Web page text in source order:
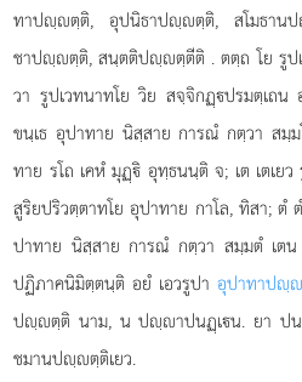
ทาปฺตฺติ, อุปนิธาปฺตฺติ, สโมธา
ชาปฺตฺติ, สนฺตติปฺตฺตีติ . ตตฺถ โย รู
วา รูปเวทนาทโย วิย สจฺจิกฏฺปรมตฺเถน
ขนฺเธ อุปาทาย นิสฺสาย การณํ กตฺวา สมฺ
ทาย รโถ เคหํ มุฏฺิ อุทฺธนนฺติ จ; เต เตเย
สูริยปริวตฺตาทโย อุปาทาย กาโล, ทิสา;
ปาทาย นิสฺสาย การณํ กตฺวา สมฺมตํ เต
ปฏิภาคนิมิตฺตนฺติ อยํ เอวรูปา อุปาทาปฺ
ปฺตฺติ นาม, น ปฺาปนฏฺเน. ยา ป
ชมานปฺตฺติเยว.